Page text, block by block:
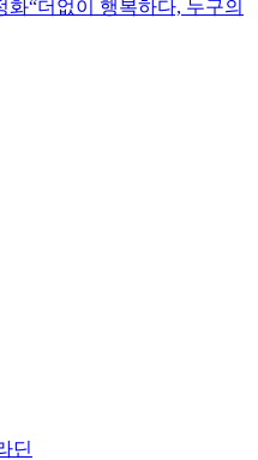
“더없이 행복하다, 누구의
딘